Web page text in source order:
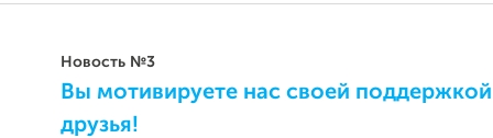
Новость №3
Вы мотивируете нас своей
друзья!